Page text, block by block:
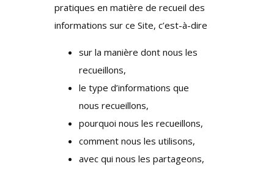
pratiques en matière de recueil des
informations sur ce Site, c’est-à-dire
sur la manière dont nous les
recueillons,
le type d’informations que
nous recueillons,
pourquoi nous les recueillons,
comment nous les utilisons,
avec qui nous les partageons,